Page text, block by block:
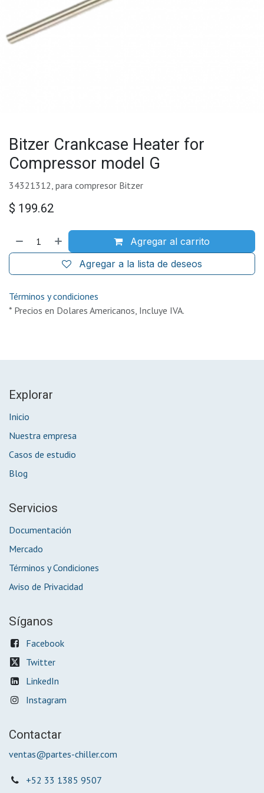
Bitzer Crankcase Heater for
Compressor model G
34321312, para compresor Bitzer
$ 199.62
Agregar al carrito
Agregar a la lista de deseos
Términos y condiciones
* Precios en Dolares Americanos, Incluye IVA.
Explorar
Inicio
Nuestra empresa
Casos de estudio
Blog
Servicios
Documentación
Mercado
Términos y Condiciones
Aviso de Privacidad
Síganos
Facebook
Twitter
LinkedIn
Instagram
Contactar
ventas@partes-chiller.com
+52 33 1385 9507